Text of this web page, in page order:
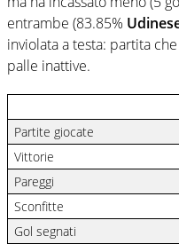
entrambe (83.85%
inviolata a testa: partita
palle inattive.
Partite giocate
Vittorie
Pareggi
Sconfitte
Gol segnati